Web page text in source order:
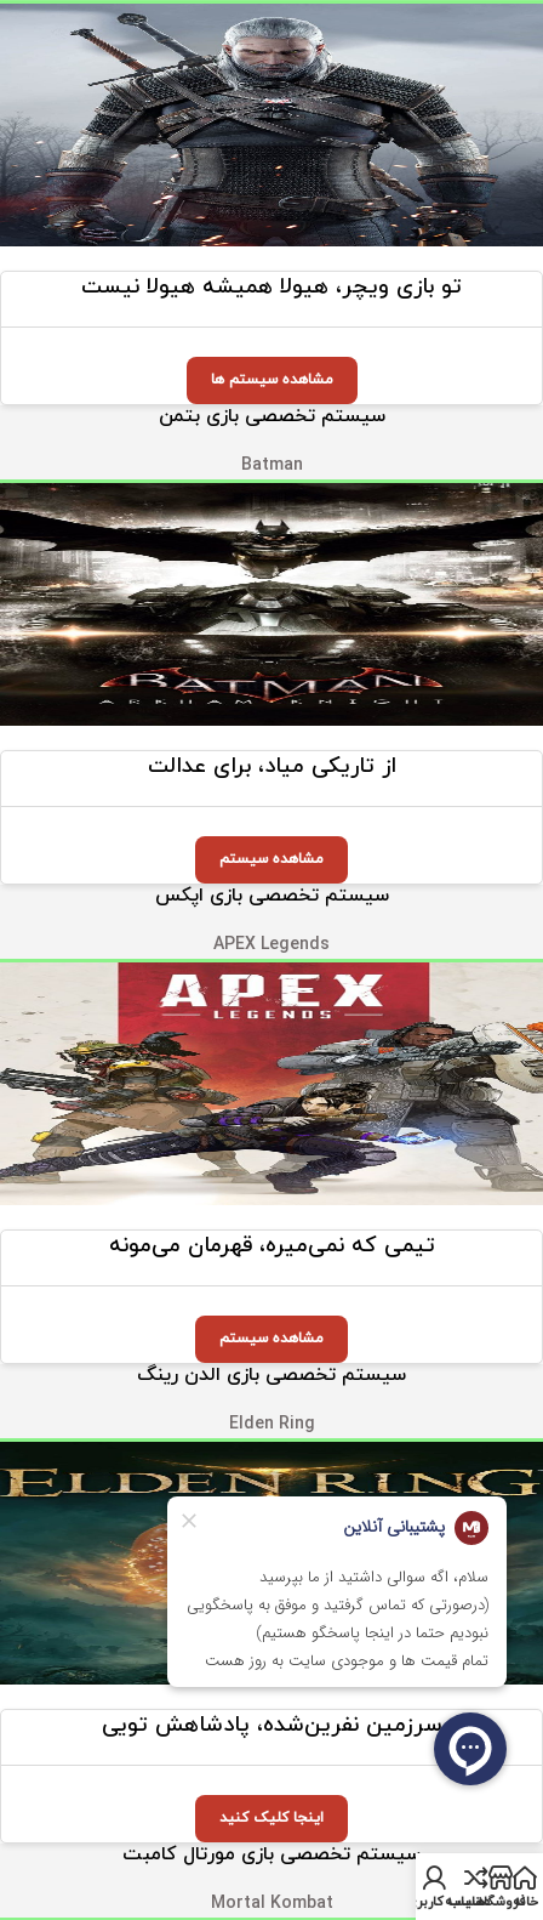
تو بازی ویچر، هیولا همیشه هیولا نیست
مشاهده سیستم ها
سیستم تخصصی بازی بتمن
Batman
از تاریکی میاد، برای عدالت
مشاهده سیستم
سیستم تخصصی بازی اپکس
APEX Legends
تیمی که نمی‌میره، قهرمان می‌مونه
مشاهده سیستم
سیستم تخصصی بازی الدن رینگ
Elden Ring
سرزمین نفرین‌شده، پادشاهش تویی
اینجا کلیک کنید
سیستم تخصصی بازی مورتال کامبت
Mortal Kombat خانهفروشگاهمقایسه
حساب کاربری من